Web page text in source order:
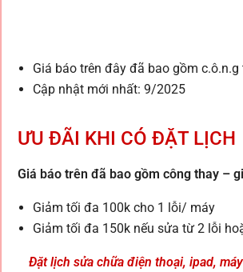
Giá báo trên đây đã bao gồm c.ô.n.g
Cập nhật mới nhất: 9/2025
ƯU ĐÃI KHI CÓ ĐẶT LỊCH
Giá báo trên đã bao gồm công thay –
Giảm tối đa 100k cho 1 lỗi/ máy
Giảm tối đa 150k nếu sửa từ 2 lỗi
Đặt lịch sửa chữa điện thoại, ipad,